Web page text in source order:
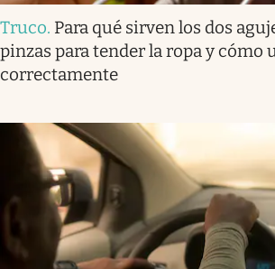
Truco. Para qué sirven los dos
pinzas para tender la ropa y cómo
correctamente